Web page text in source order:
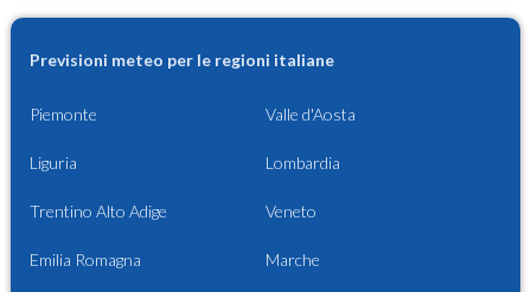
Previsioni meteo per le regioni italiane
Piemonte Valle d'Aosta
Liguria Lombardia
Trentino Alto Adige Veneto
Emilia Romagna Marche